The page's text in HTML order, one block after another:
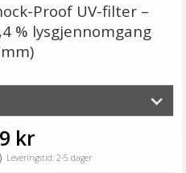
Proof UV-filter –
% lysgjennomgang
kr
Leveringstid: 2-5 dager